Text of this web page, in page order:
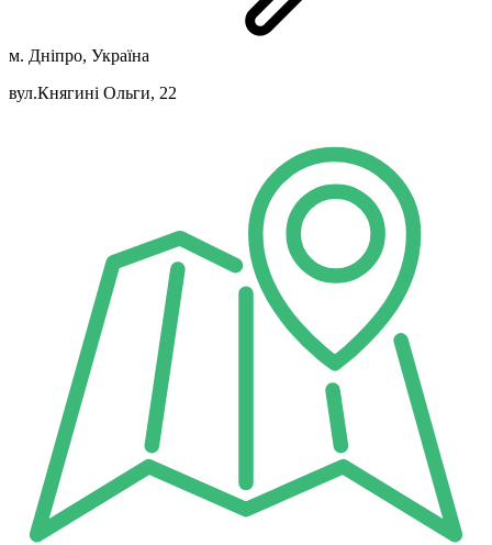
м. Дніпро, Україна
вул.Княгині Ольги, 22